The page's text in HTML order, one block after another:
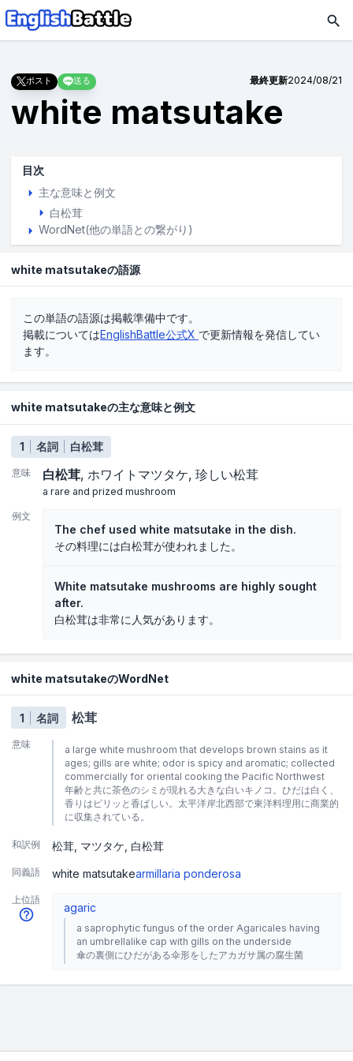
ポスト 送る 最終更新2024/08/21
white matsutake
目次
主な意味と例文
白松茸
WordNet(他の単語との繋がり)
white matsutakeの語源
この単語の語源は掲載準備中です。
掲載についてはEnglishBattle公式X で更新情報を発信してい
ます。
white matsutakeの主な意味と例文
1 名詞 白松茸
意味 白松茸 ホワイトマツタケ 珍しい松茸
a rare and prized mushroom
例文
The chef used white matsutake in the dish.
その料理には白松茸が使われました。
White matsutake mushrooms are highly sought
after.
白松茸は非常に人気があります。
white matsutakeのWordNet
1 名詞 松茸
意味
a large white mushroom that develops brown stains as it
ages; gills are white; odor is spicy and aromatic; collected
commercially for oriental cooking the Pacific Northwest
年齢と共に茶色のシミが現れる大きな白いキノコ。ひだは白く、
香りはピリッと香ばしい。太平洋岸北西部で東洋料理用に商業的
に収集されている。
和訳例 松茸 マツタケ 白松茸
同義語 white matsutakearmillaria ponderosa
上位語
agaric
a saprophytic fungus of the order Agaricales having
an umbrellalike cap with gills on the underside
傘の裏側にひだがある伞形をしたアカガサ属の腐生菌